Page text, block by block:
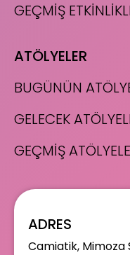
GEÇMİŞ
ATÖLYELER
BUGÜNÜN
GELECEK
GEÇMİŞ
ADRES
Camiatik, Mimoza